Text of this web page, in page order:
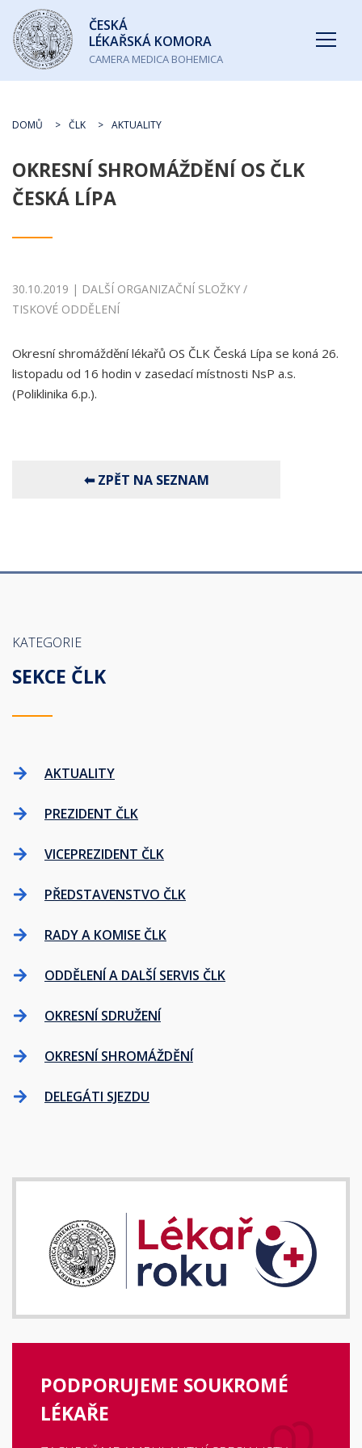
Česká
lékařská
komora
ČESKÁ
LÉKAŘSKÁ KOMORA
CAMERA MEDICA BOHEMICA
DOMŮ ČLK AKTUALITY
OKRESNÍ SHROMÁŽDĚNÍ OS ČLK
ČESKÁ LÍPA
30.10.2019 | DALŠÍ ORGANIZAČNÍ SLOŽKY /
TISKOVÉ ODDĚLENÍ
Okresní shromáždění lékařů OS ČLK Česká Lípa se koná 26.
listopadu od 16 hodin v zasedací místnosti NsP a.s.
(Poliklinika 6.p.).
KATEGORIE
SEKCE ČLK
AKTUALITY
PREZIDENT ČLK
VICEPREZIDENT ČLK
PŘEDSTAVENSTVO ČLK
RADY A KOMISE ČLK
ODDĚLENÍ A DALŠÍ SERVIS ČLK
OKRESNÍ SDRUŽENÍ
OKRESNÍ SHROMÁŽDĚNÍ
DELEGÁTI SJEZDU
PODPORUJEME SOUKROMÉ
LÉKAŘE